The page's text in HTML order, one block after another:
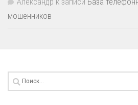
мошенников
Найти: